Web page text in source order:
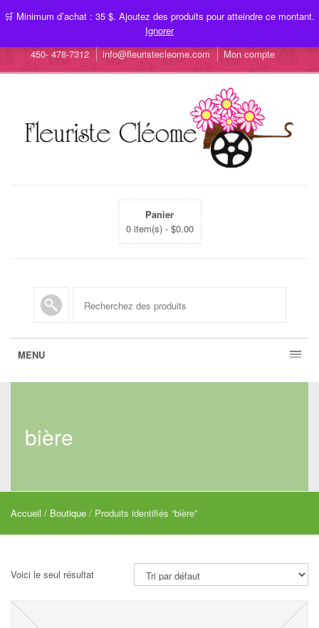
450- 478-7312 info@fleuristecleome.com Mon compte
Panier
0 item(s) - $0.00
MENU
bière
Accueil / Boutique / Produits identifiés “bière”
Voici le seul résultat
🛒 Minimum d’achat : 35 $. Ajoutez des produits pour atteindre ce montant.
Ignorer